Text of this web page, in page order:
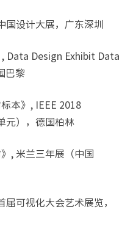
国设计大展，广东深圳
Data Design Exhibit Data
巴黎
本》, IEEE 2018
元），德国柏林
, 米兰三年展（中国
可视化大会艺术展览，